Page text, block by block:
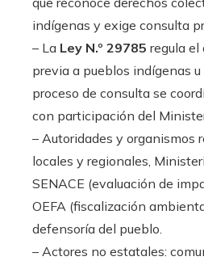
indígenas y exige consulta
– La Ley N.º 29785 regula el
previa a pueblos indígenas u
proceso de consulta se
con participación del
– Autoridades y organismos
locales y regionales,
SENACE (evaluación de
OEFA (fiscalización
defensoría del pueblo.
– Actores no estatales: